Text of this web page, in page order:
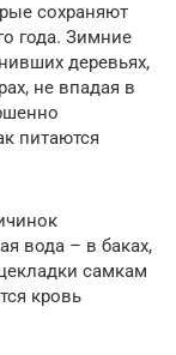
сохраняют
года. Зимние
деревьях,
не впадая в
питаются
вода – в баках,
самкам
кровь